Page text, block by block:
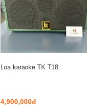
Loa karaoke TK T18
4,900,000đ